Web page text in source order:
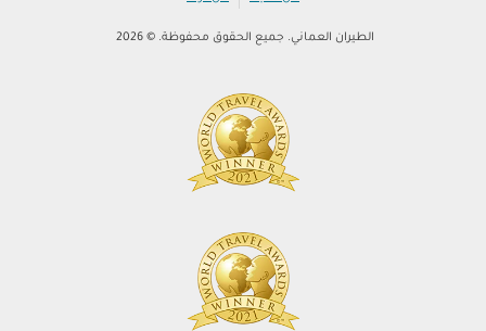
الطيران العماني. جميع الحقوق محفوظة. © 2026